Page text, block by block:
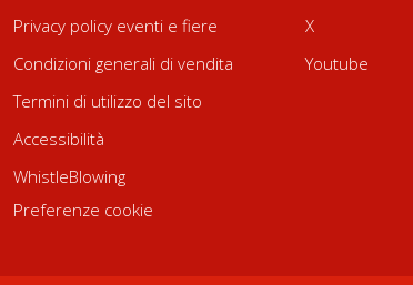
Privacy policy eventi e fiere
Condizioni generali di vendita
Termini di utilizzo del sito
Accessibilità
WhistleBlowing
Preferenze cookie
X
Youtube